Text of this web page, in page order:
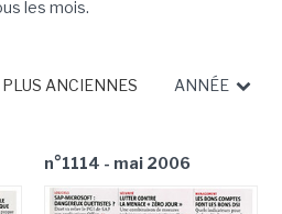
les mois.
ANCIENNES ANNÉE
n°1114 - mai 2006